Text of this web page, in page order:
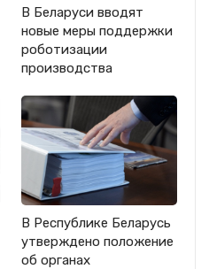
В Беларуси вводят
новые меры поддержки
роботизации
производства
В Республике Беларусь
утверждено положение
об органах